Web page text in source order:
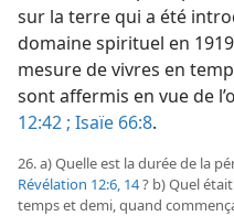
sur la terre qui a été
domaine spirituel en
mesure de vivres en
sont affermis en vue de
12:42 ; Isaïe 66:8.
26. a) Quelle est la durée de la
Révélation 12:6, 14? b) Quel
temps et demi, quand